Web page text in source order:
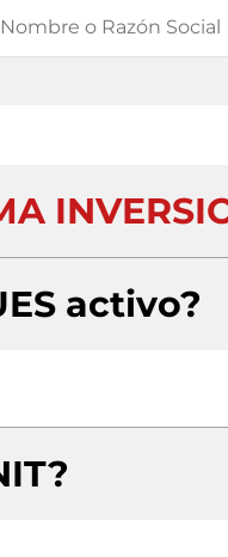
activo?